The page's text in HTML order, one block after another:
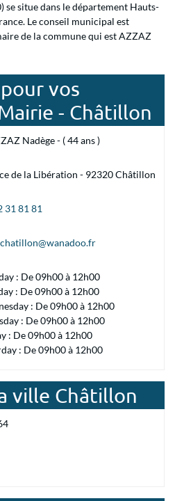
se situe dans le département Hauts-
Le conseil municipal est
de la commune qui est AZZAZ
vos
- Châtillon
Nadège - ( 44 ans )
de la Libération - 92320 Châtillon
31 81 81
: De 09h00 à 12h00
: De 09h00 à 12h00
: De 09h00 à 12h00
: De 09h00 à 12h00
: De 09h00 à 12h00
: De 09h00 à 12h00
ville Châtillon